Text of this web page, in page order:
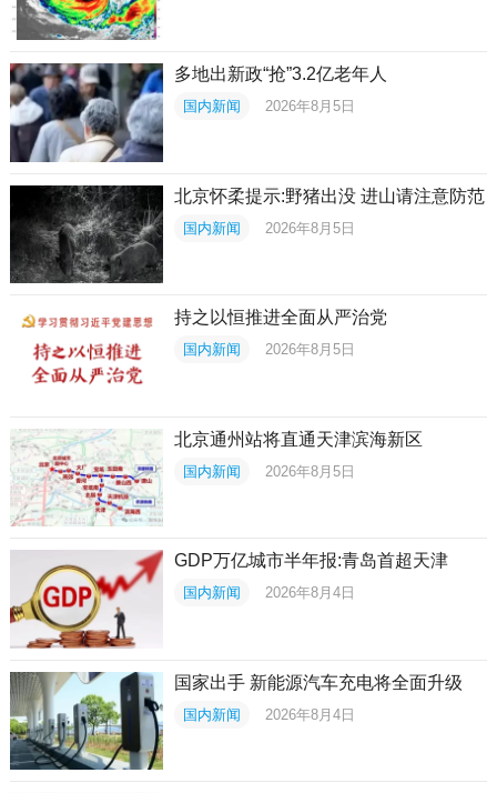
多地出新政“抢”3.2亿老年人
国内新闻 2026年8月5日
北京怀柔提示:野猪出没 进山请注意防范
国内新闻 2026年8月5日
持之以恒推进全面从严治党
国内新闻 2026年8月5日
北京通州站将直通天津滨海新区
国内新闻 2026年8月5日
GDP万亿城市半年报:青岛首超天津
国内新闻 2026年8月4日
国家出手 新能源汽车充电将全面升级
国内新闻 2026年8月4日